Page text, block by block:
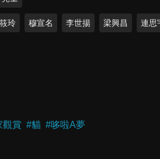
玲 穆宣名 李世揚 梁興昌 連思
觀賞 #貓 #哆啦A夢